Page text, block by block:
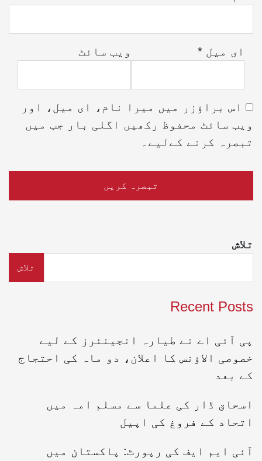
ای میل * ویب‌ سائٹ
اس براؤزر میں میرا نام، ای میل، اور
ویب سائٹ محفوظ رکھیں اگلی بار جب میں
تبصرہ کرنے کےلیے۔
تلاش
تلاش
Recent Posts
پی آئی اے نے طیارہ انجینئرز کے لیے
خصوصی الاؤنس کا اعلان، دو ماہ کی احتجاج
کے بعد
اسحاق ڈار کی علما سے مسلم امہ میں
اتحاد کے فروغ کی اپیل
آئی ایم ایف کی رپورٹ: پاکستان میں